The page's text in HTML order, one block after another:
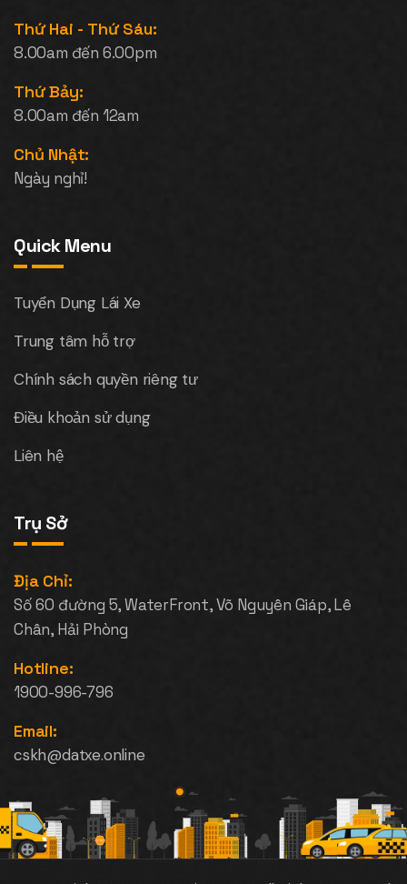
Thứ Hai - Thứ Sáu:
8.00am đến 6.00pm
Thứ Bảy:
8.00am đến 12am
Chủ Nhật:
Ngày nghỉ!
Quick Menu
Tuyển Dụng Lái Xe
Trung tâm hỗ trợ
Chính sách quyền riêng tư
Điều khoản sử dụng
Liên hệ
Trụ Sở
Địa Chỉ:
Số 60 đường 5, WaterFront, Võ Nguyên Giáp, Lê
Chân, Hải Phòng
Hotline:
1900-996-796
Email:
cskh@datxe.online